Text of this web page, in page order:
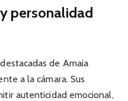
personalidad
de Amaia
a la cámara. Sus
autenticidad emocional,